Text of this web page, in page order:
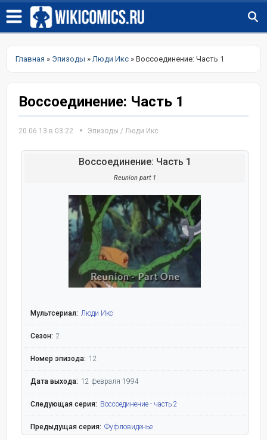
Главная » Эпизоды »Люди Икс » Воссоединение: Часть 1
Воссоединение: Часть 1
20.06.13 в 03:22 Эпизоды / Люди Икс
Воссоединение: Часть 1
Reunion part 1
Мультсериал: Люди Икс
Сезон: 2
Номер эпизода: 12
Дата выхода: 12 февраля 1994
Следующая серия: Воссоединение - часть 2
Предыдущая серия: Фуфловиденье